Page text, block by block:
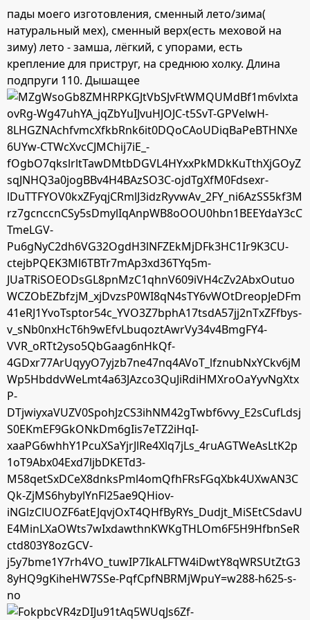
:
пады моего изготовления, сменный лето/зима(
натуральный мех), сменный верх(есть меховой на
зиму) лето - замша, лёгкий, с упорами, есть
крепление для приструг, на среднюю холку. Длина
подпруги 110. Дышащее